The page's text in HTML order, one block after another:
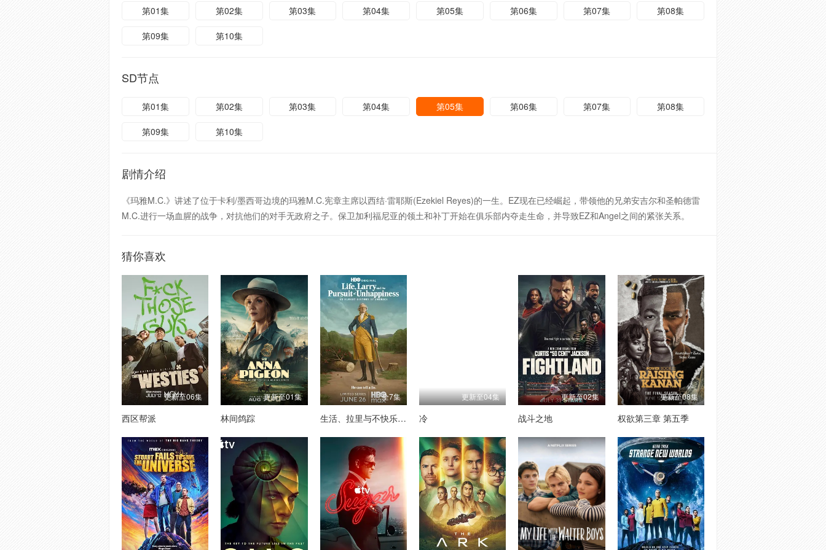
第01集 第02集 第03集 第04集 第05集 第06集 第07集 第08集
第09集 第10集
SD节点
第01集 第02集 第03集 第04集 第05集 第06集 第07集 第08集
第09集 第10集
剧情介绍
《玛雅M.C.》讲述了位于卡利/墨西哥边境的玛雅M.C.宪章主席以西结·雷耶斯(Ezekiel Reyes)的一生。EZ现在已经崛起，带领他的兄弟安吉尔和圣帕德雷
M.C.进行一场血腥的战争，对抗他们的对手无政府之子。保卫加利福尼亚的领土和补丁开始在俱乐部内夺走生命，并导致EZ和Angel之间的紧张关系。
猜你喜欢
更新至06集
西区帮派
更新至01集
林间鸽踪
全7集
生活、拉里与不快乐的追求：一部美国史
更新至04集
冷
更新至02集
战斗之地
更新至08集
权欲第三章 第五季